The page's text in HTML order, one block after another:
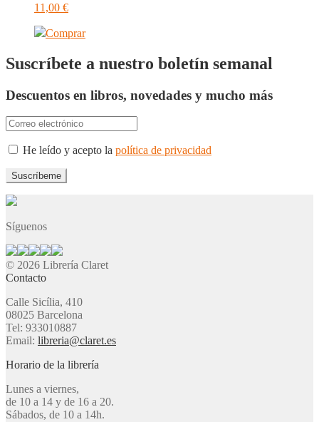
11,00 €
Comprar
Suscríbete a nuestro boletín semanal
Descuentos en libros, novedades y mucho más
He leído y acepto la política de privacidad
Síguenos
© 2026 Librería Claret
Contacto
Calle Sicília, 410
08025 Barcelona
Tel: 933010887
Email: libreria@claret.es
Horario de la librería
Lunes a viernes,
de 10 a 14 y de 16 a 20.
Sábados, de 10 a 14h.